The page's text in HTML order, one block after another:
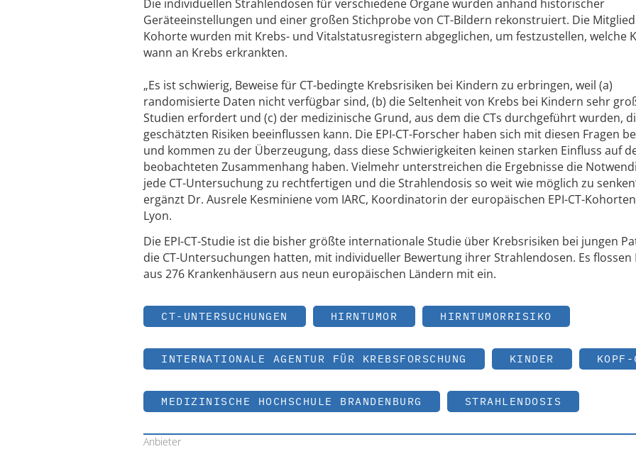
Die individuellen Strahlendosen für verschiedene Organe wurden anhand historischer
Geräteeinstellungen und einer großen Stichprobe von CT-Bildern rekonstruiert. Die
Kohorte wurden mit Krebs- und Vitalstatusregistern abgeglichen, um festzustellen, welche
wann an Krebs erkrankten.
„Es ist schwierig, Beweise für CT-bedingte Krebsrisiken bei Kindern zu erbringen, weil (a)
randomisierte Daten nicht verfügbar sind, (b) die Seltenheit von Krebs bei Kindern sehr
Studien erfordert und (c) der medizinische Grund, aus dem die CTs durchgeführt wurden,
geschätzten Risiken beeinflussen kann. Die EPI-CT-Forscher haben sich mit diesen Fragen
und kommen zu der Überzeugung, dass diese Schwierigkeiten keinen starken Einfluss auf
beobachteten Zusammenhang haben. Vielmehr unterstreichen die Ergebnisse die
jede CT-Untersuchung zu rechtfertigen und die Strahlendosis so weit wie möglich zu
ergänzt Dr. Ausrele Kesminiene vom IARC, Koordinatorin der europäischen EPI-CT-
Lyon.
Die EPI-CT-Studie ist die bisher größte internationale Studie über Krebsrisiken bei jungen
die CT-Untersuchungen hatten, mit individueller Bewertung ihrer Strahlendosen. Es flossen
aus 276 Krankenhäusern aus neun europäischen Ländern mit ein.
CT-UNTERSUCHUNGEN HIRNTUMOR HIRNTUMORRISIKO
INTERNATIONALE AGENTUR FÜR KREBSFORSCHUNG KINDER KOPF-
MEDIZINISCHE HOCHSCHULE BRANDENBURG STRAHLENDOSIS
Anbieter